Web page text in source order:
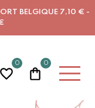
BELGIQUE 7,10 € -
0 0